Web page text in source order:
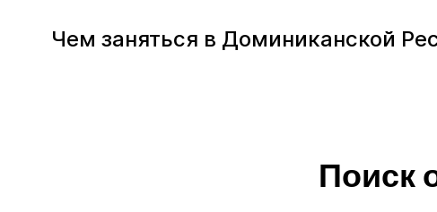
Чем заняться в Доминиканской
Поиск